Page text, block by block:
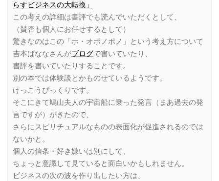
らすビジネスの大転換」
この考えの詳細は書評でも読んでいただくとして、
（賛否も個人にお任せするとして）
驚きなのはこの「ホ・オポノポノ」という考え方について
吉本ばななさんがブログで書いていたり、
書評を書いていたりすることです。
別の本では体験談とかものせているようです。
けっこうびっくりです。
そこにきて鳩山夫人の宇宙船に乗った発言（まあ過去の発
言ですが）がきたので、
さらにスピリチュアルなものの表面化が促進されるのでは
ないかと。
個人の信条・好き嫌いは別にして、
ちょっと意識して見ていると面白いかもしれません。
ビジネスの次の波を作り出したい方は、